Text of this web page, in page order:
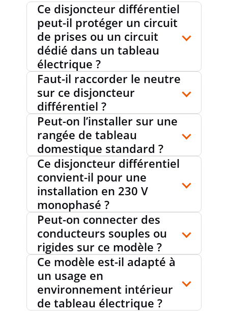
TEMPÉRATURE AMBIANTE DURANT LE
FONCTIONNEMENT
-25...40
PROFONDEUR TOTALE
SECTION DU CONDUCTEUR
MONOFILAIRE RACCORDABLE
SECTION DU CONDUCTEUR
MULTIFILAIRE POUVANT ÊTRE
RACCORDÉE
CATÉGORIE DE SURTENSION
DEGRÉ DE POLLUTION
Ce disjoncteur différentiel
peut-il protéger un circuit
de prises ou un circuit
dédié dans un tableau
électrique ?
Faut-il raccorder le neutre
sur ce disjoncteur
différentiel ?
Peut-on l’installer sur une
rangée de tableau
domestique standard ?
Ce disjoncteur différentiel
convient-il pour une
installation en 230 V
monophasé ?
Peut-on connecter des
conducteurs souples ou
rigides sur ce modèle ?
Ce modèle est-il adapté à
un usage en
environnement intérieur
de tableau électrique ?